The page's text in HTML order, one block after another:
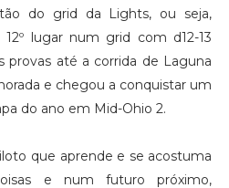
do grid da Lights, ou seja,
lugar num grid com d12-13
provas até a corrida de Laguna
e chegou a conquistar um
do ano em Mid-Ohio 2.
que aprende e se acostuma
e num futuro próximo,